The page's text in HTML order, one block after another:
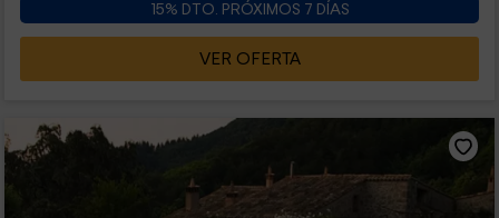
15% DTO. PRÓXIMOS 7 DÍAS
VER OFERTA